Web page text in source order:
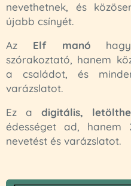
nevethetnek, és
újabb csínyét.
Az Elf manó
szórakoztató, hanem
a családot, és
varázslatot.
Ez a digitális,
édességet ad, hanem
nevetést és varázslatot.